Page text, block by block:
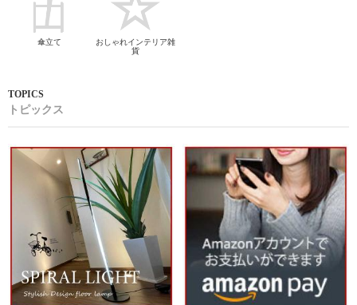
傘立て
おしゃれインテリア雑
貨
トピックス